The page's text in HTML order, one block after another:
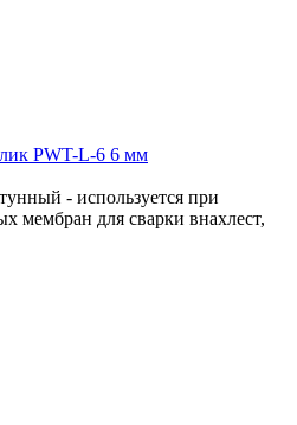
PWT-L-6 6 мм
- используется при
мембран для сварки внахлест,